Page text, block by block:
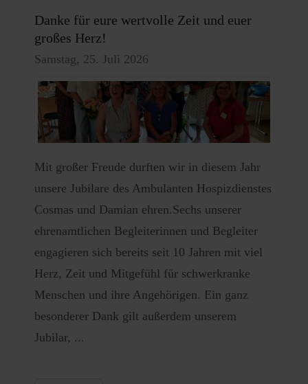
Danke für eure wertvolle Zeit und euer
großes Herz!
Samstag, 25. Juli 2026
Mit großer Freude durften wir in diesem Jahr
unsere Jubilare des Ambulanten Hospizdienstes
Cosmas und Damian ehren.Sechs unserer
ehrenamtlichen Begleiterinnen und Begleiter
engagieren sich bereits seit 10 Jahren mit viel
Herz, Zeit und Mitgefühl für schwerkranke
Menschen und ihre Angehörigen. Ein ganz
besonderer Dank gilt außerdem unserem
Jubilar, ...